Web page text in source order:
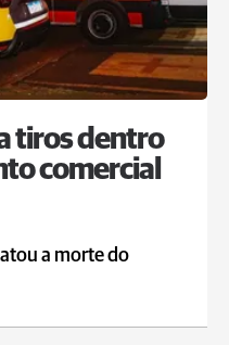
tiros dentro
comercial
a morte do